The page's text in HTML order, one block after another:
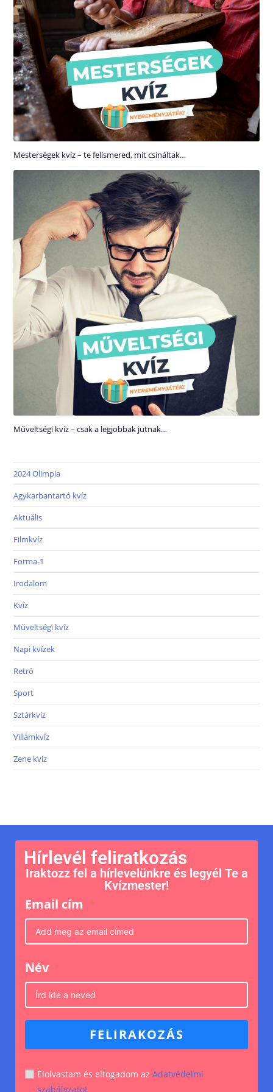
Mesterségek kvíz – te felismered, mit csináltak…
Műveltségi kvíz – csak a legjobbak jutnak…
2024 Olimpia
Agykarbantartó kvíz
Aktuális
Filmkvíz
Forma-1
Irodalom
Kvíz
Műveltségi kvíz
Napi kvízek
Retró
Sport
Sztárkvíz
Villámkvíz
Zene kvíz
Hírlevél feliratkozás
Iraktozz fel a hírlevelünkre és legyél Te a
Kvízmester!
Email cím
Név
FELIRAKOZÁS
Elolvastam és elfogadom az Adatvédelmi
szabályzatot